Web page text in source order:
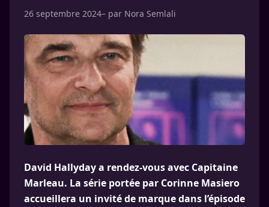
26 septembre 2024– par Nora Semlali
David Hallyday a rendez-vous avec Capitaine
Marleau. La série portée par Corinne Masiero
accueillera un invité de marque dans l’épisode